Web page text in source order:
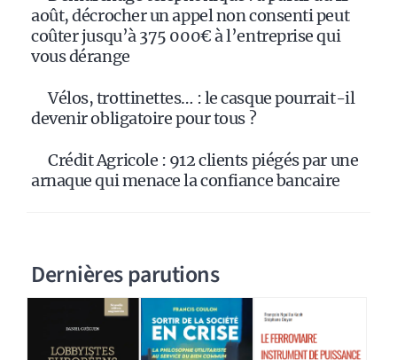
août, décrocher un appel non consenti peut
coûter jusqu’à 375 000€ à l’entreprise qui
vous dérange
Vélos, trottinettes… : le casque pourrait-il
devenir obligatoire pour tous ?
Crédit Agricole : 912 clients piégés par une
arnaque qui menace la confiance bancaire
Dernières parutions